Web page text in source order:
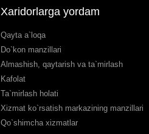
Xaridorlarga yordam
Qayta a`loqa
Do`kon manzillari
Almashish, qaytarish va ta`mirlash
Kafolat
Ta`mirlash holati
Xizmat ko`rsatish markazining manzillari
Qo`shimcha xizmatlar